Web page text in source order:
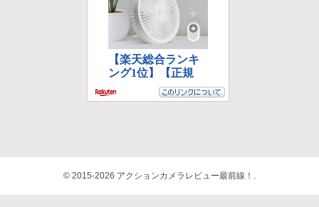
© 2015-2026 アクションカメラレビュー最前線！.